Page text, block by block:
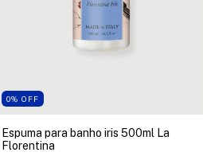
0% OFF
Espuma para banho iris 500ml La
Florentina